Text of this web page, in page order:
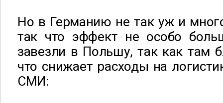
Но в Германию не так уж и
так что эффект не особо
завезли в Польшу, так как там
что снижает расходы на
СМИ: